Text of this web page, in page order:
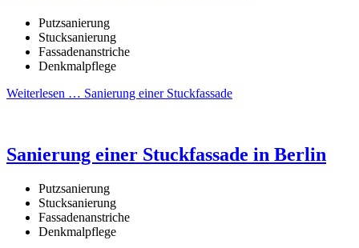
Putzsanierung
Stucksanierung
Fassadenanstriche
Denkmalpflege
Weiterlesen … Sanierung einer Stuckfassade
Sanierung einer Stuckfassade in Berlin
Putzsanierung
Stucksanierung
Fassadenanstriche
Denkmalpflege